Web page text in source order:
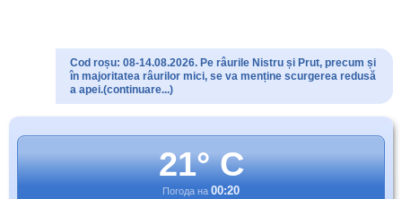
Cod roșu: 08-14.08.2026. Pe râurile Nistru și Prut, precum și
în majoritatea râurilor mici, se va menține scurgerea redusă
a apei.(continuare...)
21° C
Погода на 00:20